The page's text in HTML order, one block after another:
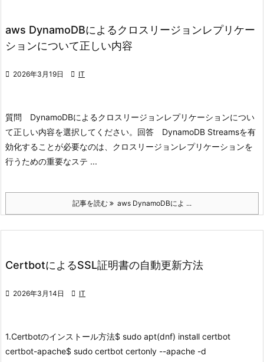
aws DynamoDBによるクロスリージョンレプリケー
ションについて正しい内容
 2026年3月19日  IT
質問 DynamoDBによるクロスリージョンレプリケーションについ
て正しい内容を選択してください。 回答 DynamoDB Streamsを有
効化することが必要なのは、クロスリージョンレプリケーションを
行うための重要なステ ...
記事を読む aws DynamoDBによ ...
CertbotによるSSL証明書の自動更新方法
 2026年3月14日  IT
1.Certbotのインストール方法$ sudo apt(dnf) install certbot
certbot-apache$ sudo certbot certonly --apache -d